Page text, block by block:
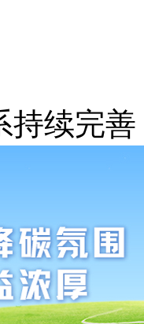
持续完善